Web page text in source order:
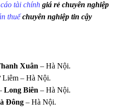
tài chính giá rẻ chuyên nghiệp
thuếchuyên nghiệp tin cậy
Xuân – Hà Nội.
– Hà Nội.
Long Biên – Hà Nội.
Đông – Hà Nội.